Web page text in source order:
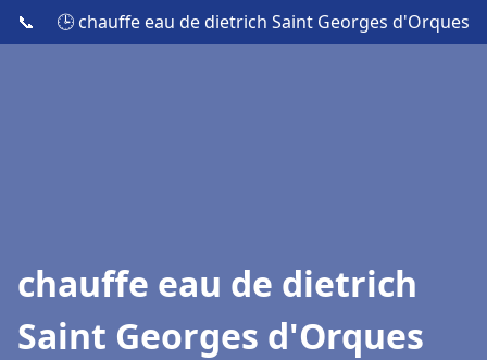
📞 🕒 chauffe eau de dietrich Saint Georges d'Orques
chauffe eau de dietrich
Saint Georges d'Orques